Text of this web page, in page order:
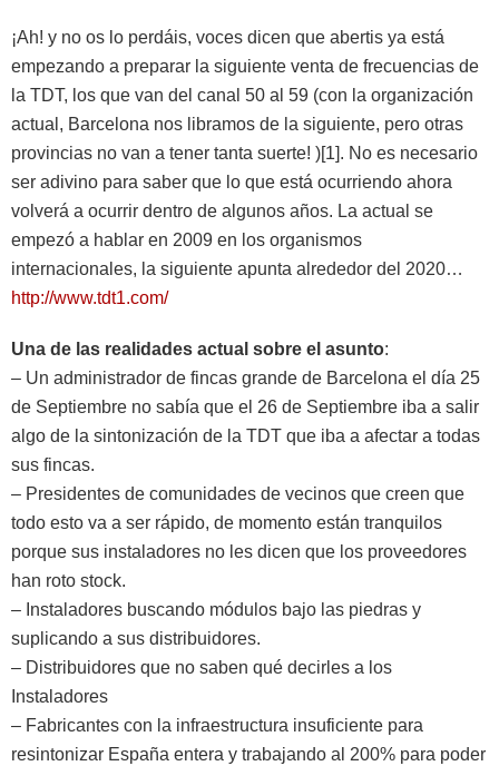
¡Ah! y no os lo perdáis, voces dicen que abertis ya está
empezando a preparar la siguiente venta de frecuencias de
la TDT, los que van del canal 50 al 59 (con la organización
actual, Barcelona nos libramos de la siguiente, pero otras
provincias no van a tener tanta suerte! )[1]. No es necesario
ser adivino para saber que lo que está ocurriendo ahora
volverá a ocurrir dentro de algunos años. La actual se
empezó a hablar en 2009 en los organismos
internacionales, la siguiente apunta alrededor del 2020…
http://www.tdt1.com/
Una de las realidades actual sobre el asunto:
– Un administrador de fincas grande de Barcelona el día 25
de Septiembre no sabía que el 26 de Septiembre iba a salir
algo de la sintonización de la TDT que iba a afectar a todas
sus fincas.
– Presidentes de comunidades de vecinos que creen que
todo esto va a ser rápido, de momento están tranquilos
porque sus instaladores no les dicen que los proveedores
han roto stock.
– Instaladores buscando módulos bajo las piedras y
suplicando a sus distribuidores.
– Distribuidores que no saben qué decirles a los
Instaladores
– Fabricantes con la infraestructura insuficiente para
resintonizar España entera y trabajando al 200% para poder